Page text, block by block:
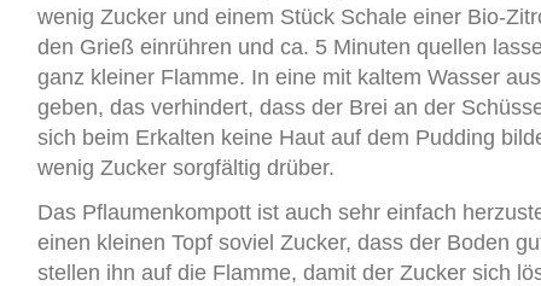
wenig Zucker und einem Stück Schale einer Bio-
den Grieß einrühren und ca. 5 Minuten quellen
ganz kleiner Flamme. In eine mit kaltem Wasser
geben, das verhindert, dass der Brei an der
sich beim Erkalten keine Haut auf dem Pudding
wenig Zucker sorgfältig drüber.
Das Pflaumenkompott ist auch sehr einfach
einen kleinen Topf soviel Zucker, dass der Boden
stellen ihn auf die Flamme, damit der Zucker sich